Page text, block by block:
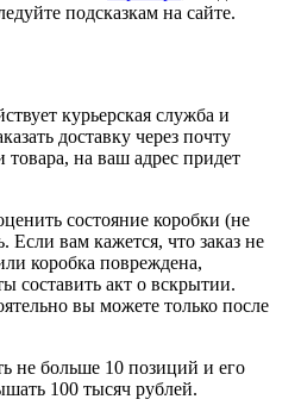
подсказкам на сайте.
курьерская служба и
доставку через почту
на ваш адрес придет
состояние коробки (не
Если вам кажется, что заказ не
коробка повреждена,
составить акт о вскрытии.
вы можете только после
не больше 10 позиций и его
100 тысяч рублей.